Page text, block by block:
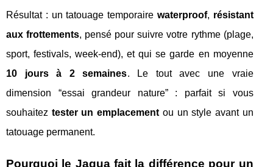
Résultat : un tatouage temporaire waterproof, résistant
aux frottements, pensé pour suivre votre rythme (plage,
sport, festivals, week-end), et qui se garde en moyenne
10 jours à 2 semaines. Le tout avec une vraie
dimension “essai grandeur nature” : parfait si vous
souhaitez tester un emplacement ou un style avant un
tatouage permanent.
Pourquoi le Jagua fait la différence pour un